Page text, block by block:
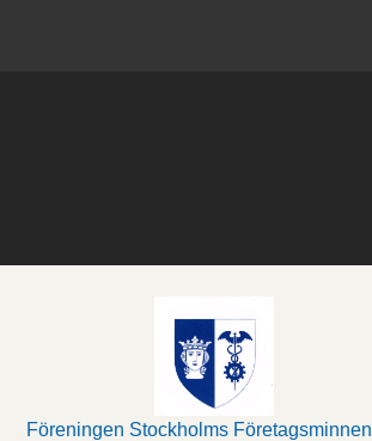
Föreningen Stockholms Företagsminnen